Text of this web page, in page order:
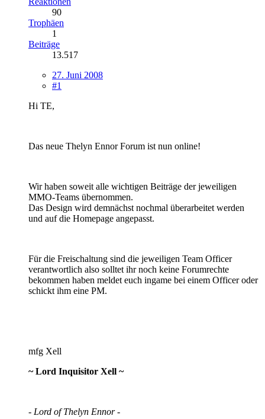
90
Trophäen
1
Beiträge
13.517
27. Juni 2008
#1
Hi TE,
Das neue Thelyn Ennor Forum ist nun online!
Wir haben soweit alle wichtigen Beiträge der jeweiligen
MMO-Teams übernommen.
Das Design wird demnächst nochmal überarbeitet werden
und auf die Homepage angepasst.
Für die Freischaltung sind die jeweiligen Team Officer
verantwortlich also solltet ihr noch keine Forumrechte
bekommen haben meldet euch ingame bei einem Officer oder
schickt ihm eine PM.
mfg Xell
~ Lord Inquisitor Xell ~
- Lord of Thelyn Ennor -